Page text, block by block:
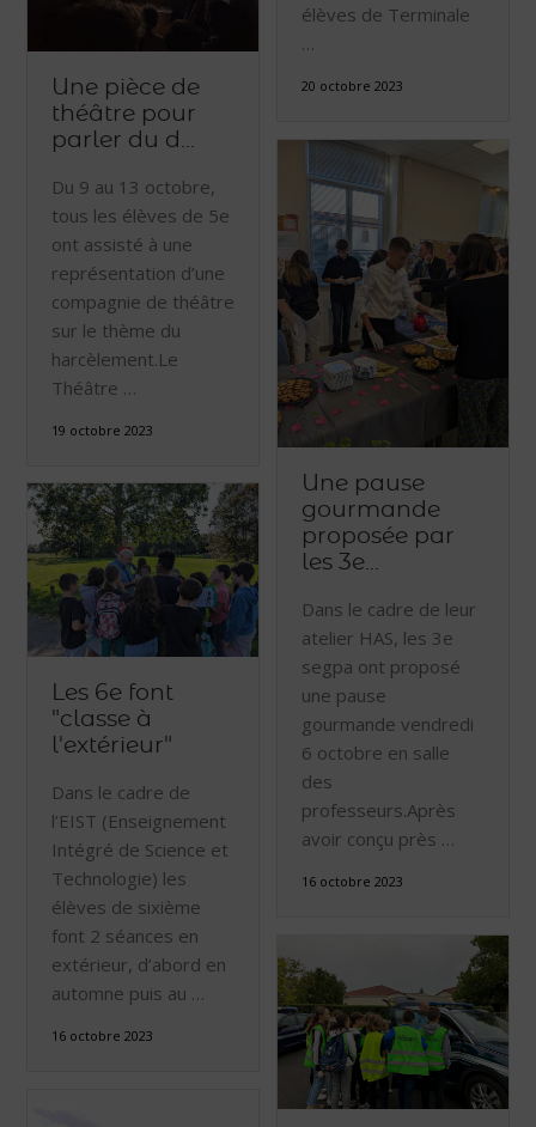
élèves de Terminale
…
20 octobre 2023
Une pièce de
théâtre pour
parler du d...
Du 9 au 13 octobre,
tous les élèves de 5e
ont assisté à une
représentation d’une
compagnie de théâtre
sur le thème du
harcèlement.Le
Théâtre …
19 octobre 2023
Une pause
gourmande
proposée par
les 3e...
Dans le cadre de leur
atelier HAS, les 3e
segpa ont proposé
une pause
gourmande vendredi
6 octobre en salle
des
professeurs.Après
avoir conçu près …
16 octobre 2023
Les 6e font
"classe à
l'extérieur"
Dans le cadre de
l’EIST (Enseignement
Intégré de Science et
Technologie) les
élèves de sixième
font 2 séances en
extérieur, d’abord en
automne puis au …
16 octobre 2023